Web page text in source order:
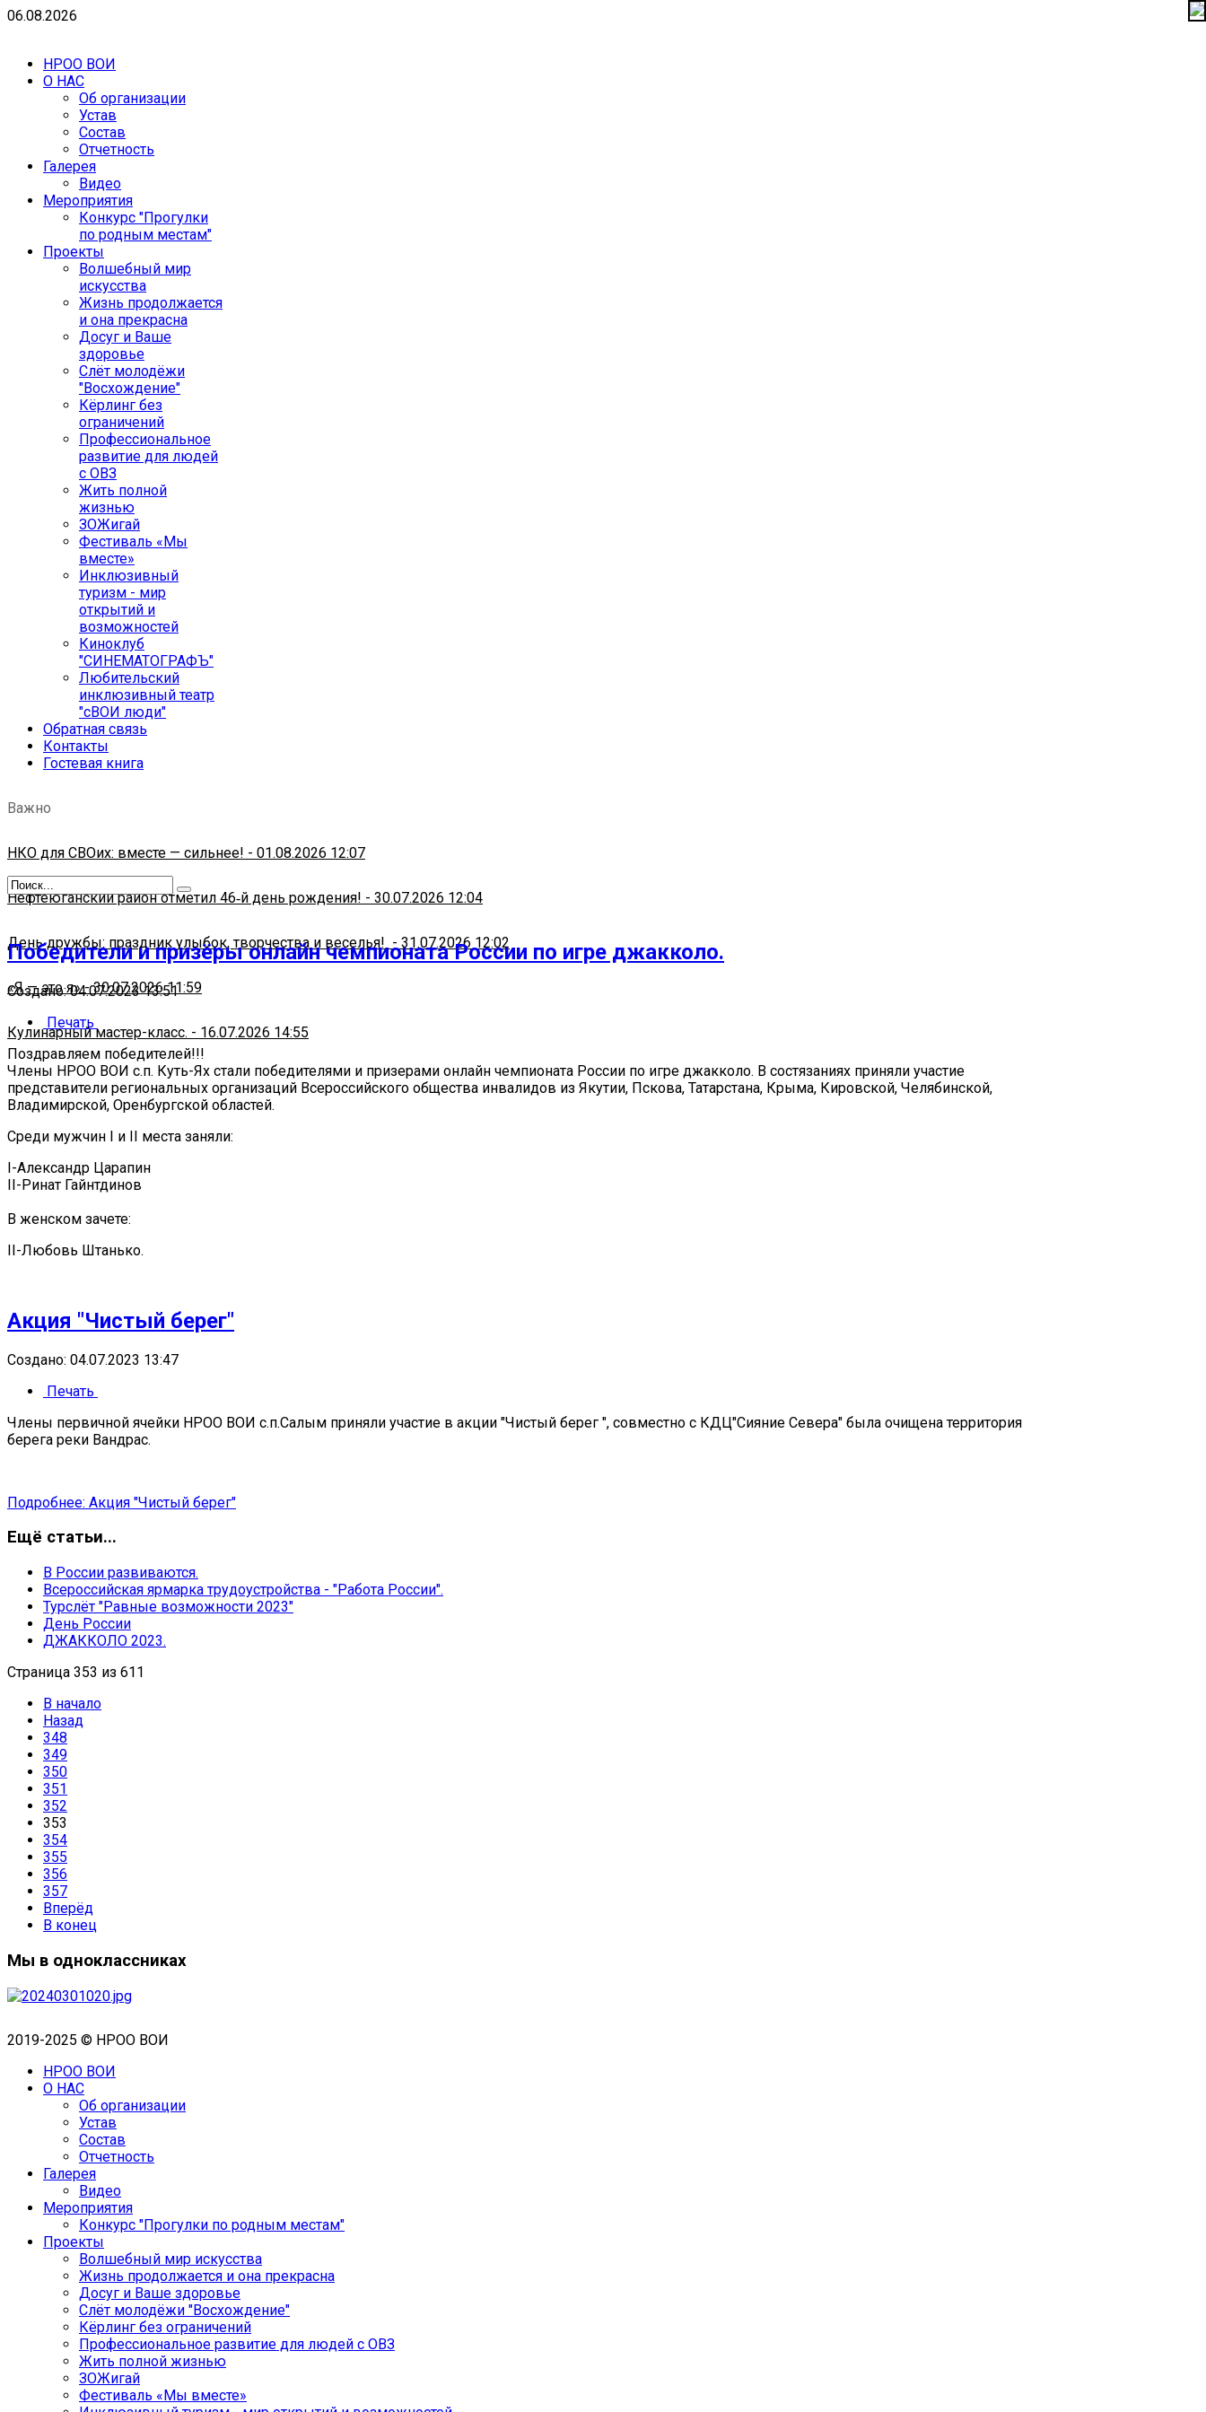
06.08.2026
НРОО ВОИ
О НАС
Об организации
Устав
Состав
Отчетность
Галерея
Видео
Мероприятия
Конкурс "Прогулки
по родным местам"
Проекты
Волшебный мир
искусства
Жизнь продолжается
и она прекрасна
Досуг и Ваше
здоровье
Cлёт молодёжи
"Восхождение"
Кёрлинг без
ограничений
Профессиональное
развитие для людей
с ОВЗ
Жить полной
жизнью
ЗОЖигай
Фестиваль «Мы
вместе»
Инклюзивный
туризм - мир
открытий и
возможностей
Киноклуб
"СИНЕМАТОГРАФЪ"
Любительский
инклюзивный театр
"сВОИ люди"
Обратная связь
Контакты
Гостевая книга
Важно
НКО для СВОих: вместе — сильнее! - 01.08.2026 12:07
Нефтеюганский район отметил 46‑й день рождения! - 30.07.2026 12:04
День дружбы: праздник улыбок, творчества и веселья! - 31.07.2026 12:02
«Я — это я»-30.07.2026 11:59
Кулинарный мастер-класс. - 16.07.2026 14:55
Победители и призёры онлайн чемпионата России по игре джакколо.
Создано: 04.07.2023 13:51
Печать
Поздравляем победителей!!!
Члены НРОО ВОИ с.п. Куть-Ях стали победителями и призерами онлайн чемпионата России по игре джакколо. В состязаниях приняли участие
представители региональных организаций Всероссийского общества инвалидов из Якутии, Пскова, Татарстана, Крыма, Кировской, Челябинской,
Владимирской, Оренбургской областей.
Среди мужчин I и II места заняли:
I-Александр Царапин
II-Ринат Гайнтдинов
В женском зачете:
II-Любовь Штанько.
Акция "Чистый берег"
Создано: 04.07.2023 13:47
Печать
Члены первичной ячейки НРОО ВОИ с.п.Салым приняли участие в акции "Чистый берег ", совместно с КДЦ"Сияние Севера" была очищена территория
берега реки Вандрас.
Подробнее: Акция "Чистый берег"
Ещё статьи...
В России развиваются.
Всероссийская ярмарка трудоустройства - "Работа России".
Турслёт "Равные возможности 2023"
День России
ДЖАККОЛО 2023.
Страница 353 из 611
В начало
Назад
348
349
350
351
352
353
354
355
356
357
Вперёд
В конец
Мы в одноклассниках
2019-2025 © НРОО ВОИ
НРОО ВОИ
О НАС
Об организации
Устав
Состав
Отчетность
Галерея
Видео
Мероприятия
Конкурс "Прогулки по родным местам"
Проекты
Волшебный мир искусства
Жизнь продолжается и она прекрасна
Досуг и Ваше здоровье
Cлёт молодёжи "Восхождение"
Кёрлинг без ограничений
Профессиональное развитие для людей с ОВЗ
Жить полной жизнью
ЗОЖигай
Фестиваль «Мы вместе»